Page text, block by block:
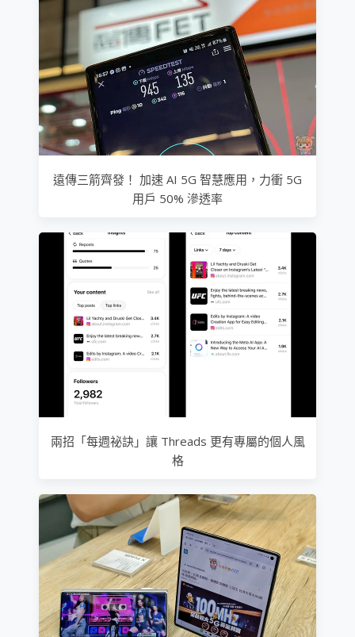
遠傳三箭齊發！ 加速 AI 5G 智慧應用，力衝 5G
用戶 50% 滲透率
兩招「每週祕訣」讓 Threads 更有專屬的個人風
格